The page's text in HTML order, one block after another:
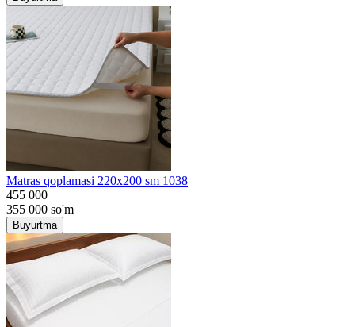
Matras qoplamasi 220x200 sm 1038
455 000
355 000 so'm
Buyurtma